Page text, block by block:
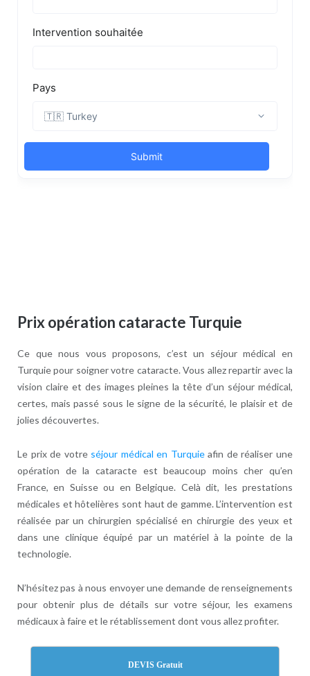
Prix opération cataracte Turquie
Ce que nous vous proposons, c’est un séjour médical en
Turquie pour soigner votre cataracte. Vous allez repartir avec la
vision claire et des images pleines la tête d’un séjour médical,
certes, mais passé sous le signe de la sécurité, le plaisir et de
jolies découvertes.
Le prix de votre séjour médical en Turquieafin de réaliser une
opération de la cataracte est beaucoup moins cher qu’en
France, en Suisse ou en Belgique. Celà dit, les prestations
médicales et hôtelières sont haut de gamme. L’intervention est
réalisée par un chirurgien spécialisé en chirurgie des yeux et
dans une clinique équipé par un matériel à la pointe de la
technologie.
N’hésitez pas à nous envoyer une demande de renseignements
pour obtenir plus de détails sur votre séjour, les examens
médicaux à faire et le rétablissement dont vous allez profiter.
DEVIS Gratuit